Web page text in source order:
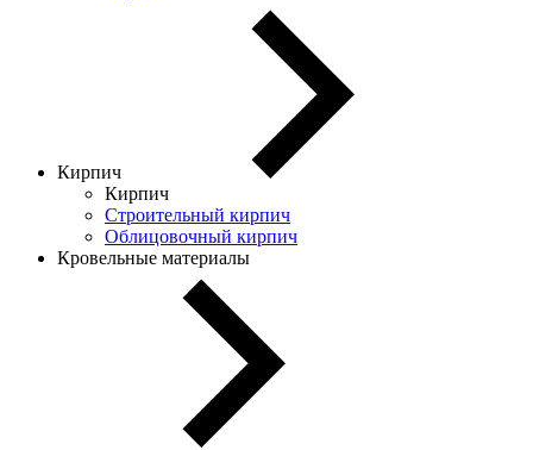
Кирпич
Кирпич
Строительный кирпич
Облицовочный кирпич
Кровельные материалы